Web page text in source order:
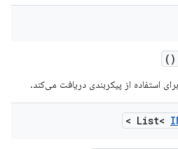
()
استفاده از پیکربندی دریافت می‌کند.
List<
>